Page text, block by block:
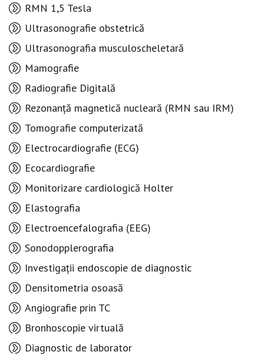
RMN 1,5 Tesla
Ultrasonografie obstetrică
Ultrasonografia musculoscheletară
Mamografie
Radiografie Digitală
Rezonanță magnetică nucleară (RMN sau IRM)
Tomografie computerizată
Electrocardiografie (ECG)
Ecocardiografie
Monitorizare cardiologică Holter
Elastografia
Electroencefalografia (EEG)
Sonodopplerografia
Investigații endoscopie de diagnostic
Densitometria osoasă
Angiografie prin TC
Bronhoscopie virtuală
Diagnostic de laborator